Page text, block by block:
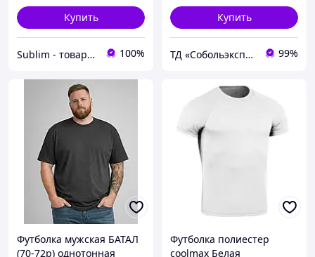
Купить
Sublim - товары для брендинга, рекламы и сувениров 100%
Купить
ТД «Собольэкспресс» 99%
Футболка мужская БАТАЛ
(70-72p) однотонная
Футболка полиестер
coolmax Белая